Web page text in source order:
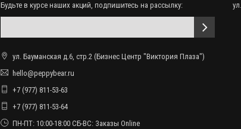
Будьте в курсе наших акций, подпишитесь на рассылку:
ул. Бауманская д.6, стр.2 (Бизнес Центр "Виктория Плаза")
hello@peppybear.ru
+7 (977) 811-53-63
+7 (977) 811-53-64
ПН-ПТ: 10:00-18:00 СБ-ВС: Заказы Online